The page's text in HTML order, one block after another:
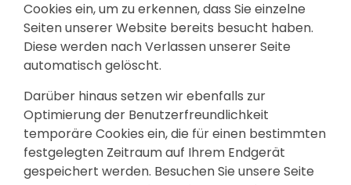
Cookies ein, um zu erkennen, dass Sie einzelne
Seiten unserer Website bereits besucht haben.
Diese werden nach Verlassen unserer Seite
automatisch gelöscht.
Darüber hinaus setzen wir ebenfalls zur
Optimierung der Benutzerfreundlichkeit
temporäre Cookies ein, die für einen bestimmten
festgelegten Zeitraum auf Ihrem Endgerät
gespeichert werden. Besuchen Sie unsere Seite